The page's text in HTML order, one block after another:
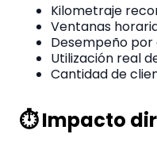
Kilometraje
Ventanas
Desempeño
Utilización real
Cantidad de
⏱️ Impacto